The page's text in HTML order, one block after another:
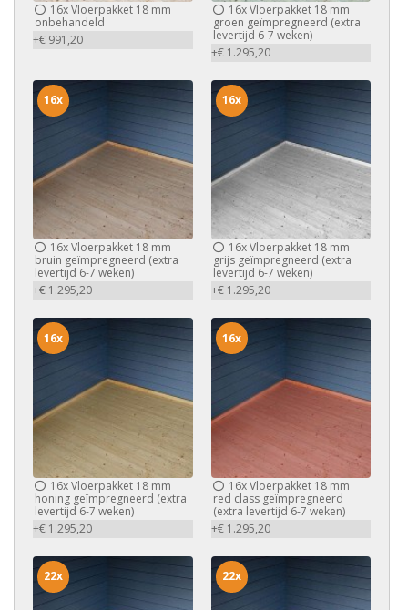
16xVloerpakket 18 mm
onbehandeld
+€ 991,20
16xVloerpakket 18 mm
groen geïmpregneerd (extra
levertijd 6-7 weken)
+€ 1.295,20
16xVloerpakket 18 mm
bruin geïmpregneerd (extra
levertijd 6-7 weken)
+€ 1.295,20
16x
16xVloerpakket 18 mm
grijs geïmpregneerd (extra
levertijd 6-7 weken)
+€ 1.295,20
16x
16xVloerpakket 18 mm
honing geïmpregneerd (extra
levertijd 6-7 weken)
+€ 1.295,20
16x
16xVloerpakket 18 mm
red class geïmpregneerd
(extra levertijd 6-7 weken)
+€ 1.295,20
16x
22x 22x